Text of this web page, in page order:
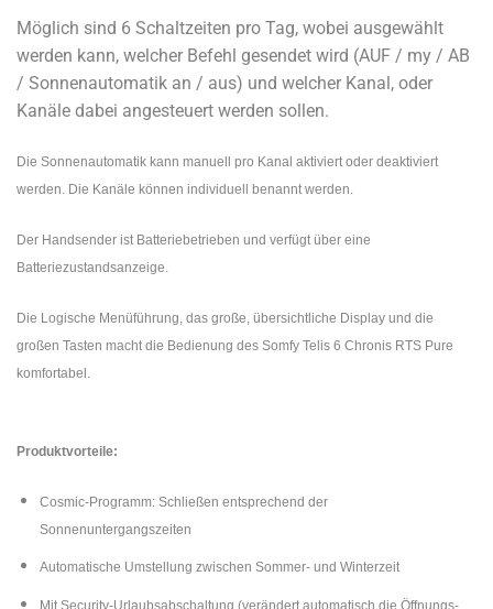
Möglich sind 6 Schaltzeiten pro Tag, wobei ausgewählt
werden kann, welcher Befehl gesendet wird (AUF / my / AB
/ Sonnenautomatik an / aus) und welcher Kanal, oder
Kanäle dabei angesteuert werden sollen.
Die Sonnenautomatik kann manuell pro Kanal aktiviert oder deaktiviert
werden. Die Kanäle können individuell benannt werden.
Der Handsender ist Batteriebetrieben und verfügt über eine
Batteriezustandsanzeige.
Die Logische Menüführung, das große, übersichtliche Display und die
großen Tasten macht die Bedienung des Somfy Telis 6 Chronis RTS Pure
komfortabel.
Produktvorteile:
Cosmic-Programm: Schließen entsprechend der
Sonnenuntergangszeiten
Automatische Umstellung zwischen Sommer- und Winterzeit
Mit Security-Urlaubsabschaltung (verändert automatisch die Öffnungs-